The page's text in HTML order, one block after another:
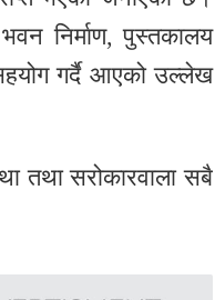
भवन निर्माण, पुस्तकालय
गर्दै आएको उल्लेख
तथा सरोकारवाला सबै